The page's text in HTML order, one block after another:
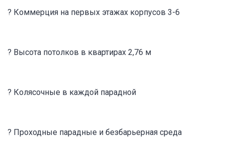
? Коммерция на первых этажах корпусов 3-6
? Высота потолков в квартирах 2,76 м
? Колясочные в каждой парадной
? Проходные парадные и безбарьерная среда